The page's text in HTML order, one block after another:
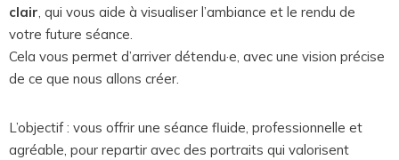
clair, qui vous aide à visualiser l’ambiance et le rendu de
votre future séance.
Cela vous permet d’arriver détendu·e, avec une vision précise
de ce que nous allons créer.
L’objectif : vous offrir une séance fluide, professionnelle et
agréable, pour repartir avec des portraits qui valorisent